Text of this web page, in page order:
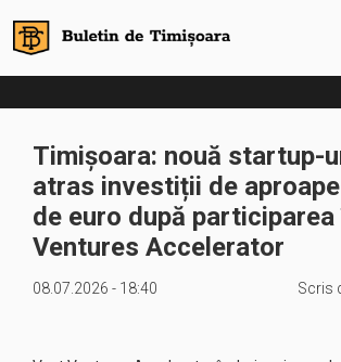
Timișoara: nouă startup-
atras investiții de
de euro după
Ventures Accelerator
08.07.2026 - 18:40 Scris